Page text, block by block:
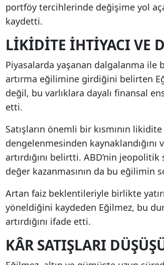
portföy tercihlerinde değişime yol
kaydetti.
LIKIDITE IHTIYACI VE
Piyasalarda yaşanan dalgalanma ile
artırma eğilimine girdiğini belirten
değil, bu varlıklara dayalı finansal
etti.
Satışların önemli bir kısmının
dengelenmesinden
artırdığını belirtti. ABD’nin
değer kazanmasının da bu eğilimin
Artan faiz beklentileriyle birlikte
yöneldiğini kaydeden Eğilmez, bu
artırdığını ifade etti.
KÂR SATIŞLARI